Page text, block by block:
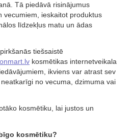
Tā piedāvā risinājumus
vecumiem, ieskaitot produktus
līdzekļus matu un ādas
tiešsaistē
kosmētikas internetveikala
ikviens var atrast sev
no vecuma, dzimuma vai
kosmētiku, lai justos un
kosmētiku?